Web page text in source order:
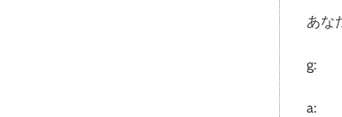
あな
g:
a: